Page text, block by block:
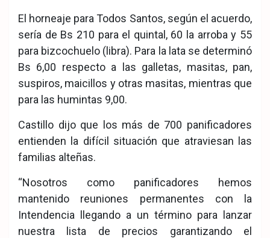
El horneaje para Todos Santos, según el acuerdo,
sería de Bs 210 para el quintal, 60 la arroba y 55
para bizcochuelo (libra). Para la lata se determinó
Bs 6,00 respecto a las galletas, masitas, pan,
suspiros, maicillos y otras masitas, mientras que
para las humintas 9,00.
Castillo dijo que los más de 700 panificadores
entienden la difícil situación que atraviesan las
familias alteñas.
“Nosotros como panificadores hemos
mantenido reuniones permanentes con la
Intendencia llegando a un término para lanzar
nuestra lista de precios garantizando el